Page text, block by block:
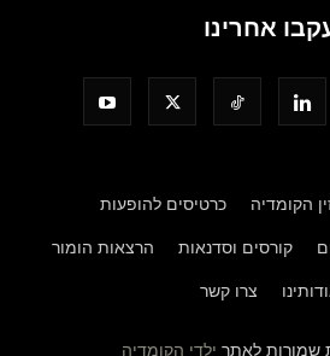
אחרינו
הקומדיה כרטיסים להופעות
קורסים וסדנאות הרצאות הומור
צרו קשר
שמורות לאתר ילדי הקומדיה